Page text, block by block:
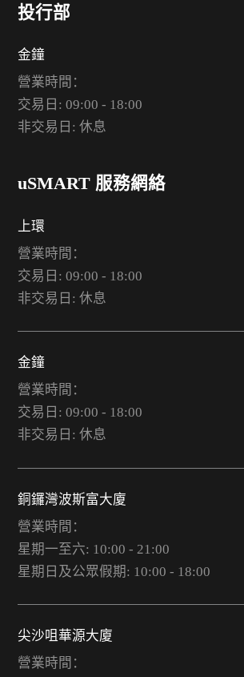
投行部
金鐘
營業時間：
交易日: 09:00 - 18:00
非交易日: 休息
uSMART 服務網絡
上環
營業時間：
交易日: 09:00 - 18:00
非交易日: 休息
金鐘
營業時間：
交易日: 09:00 - 18:00
非交易日: 休息
銅鑼灣波斯富大廈
營業時間：
星期一至六: 10:00 - 21:00
星期日及公眾假期: 10:00 - 18:00
尖沙咀華源大廈
營業時間：